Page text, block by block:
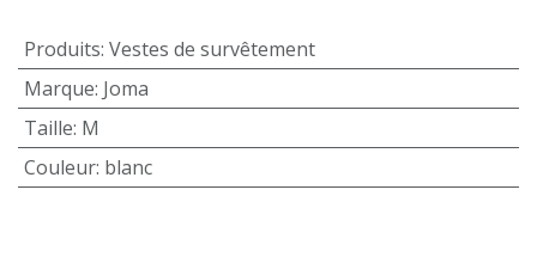
Produits: Vestes de survêtement
Marque: Joma
Taille: M
Couleur: blanc